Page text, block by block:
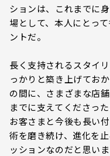
ションは、これまでに
場として、本人にとっ
ントだ。
長く支持されるスタイ
っかりと築き上げてお
の間に、さまざまな店
までに支えてくださっ
お客さまと今後も長い
術を磨き続け、進化を
ッションなのだと思いま